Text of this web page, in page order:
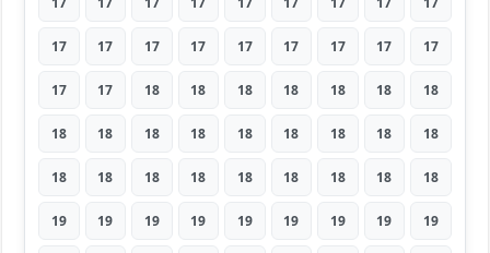
17 17 17 17 17 17 17 17 17
17 17 18 18 18 18 18 18 18
18 18 18 18 18 18 18 18 18
18 18 18 18 18 18 18 18 18
19 19 19 19 19 19 19 19 19